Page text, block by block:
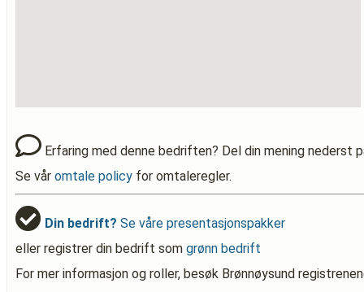
Erfaring med denne bedriften? Del din mening nederst
Se vår omtale policy for omtaleregler.
Din bedrift? Se våre presentasjonspakker
eller registrer din bedrift som grønn bedrift
For mer informasjon og roller, besøk Brønnøysund